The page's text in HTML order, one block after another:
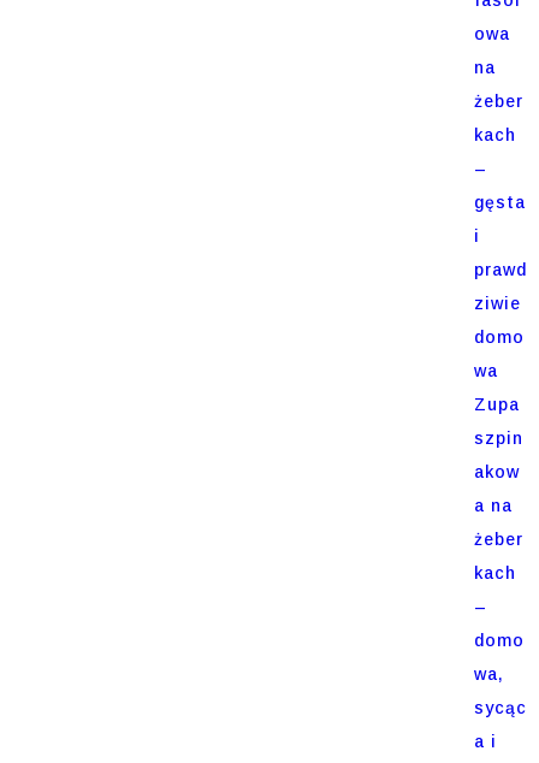
owa
na
żeber
kach
–
gęsta
i
prawd
ziwie
domo
wa
Zupa
szpin
akow
a na
żeber
kach
–
domo
wa,
sycąc
a i